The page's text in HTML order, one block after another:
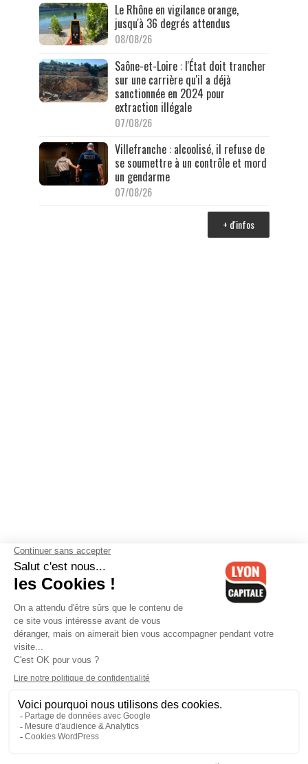
Le Rhône en vigilance orange,
jusqu'à 36 degrés attendus
08/08/26
Saône-et-Loire : l'État doit trancher
sur une carrière qu'il a déjà
sanctionnée en 2024 pour
extraction illégale
07/08/26
Villefranche : alcoolisé, il refuse de
se soumettre à un contrôle et mord
un gendarme
07/08/26
+ d'infos
Contactez-nous-Mentions légales-CGV-Politique de
confidentialité-Gestion des cookies